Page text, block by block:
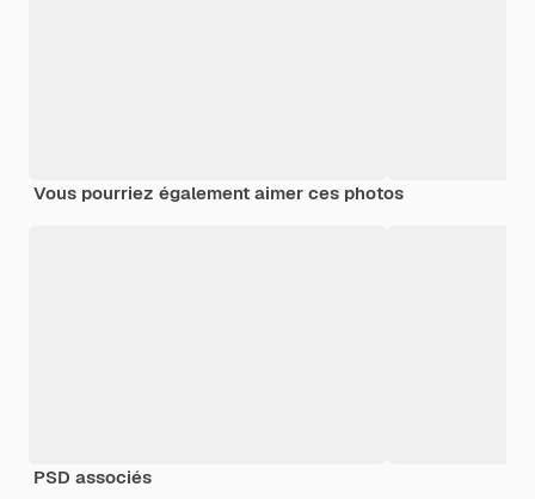
Vous pourriez également aimer ces photos
PSD associés